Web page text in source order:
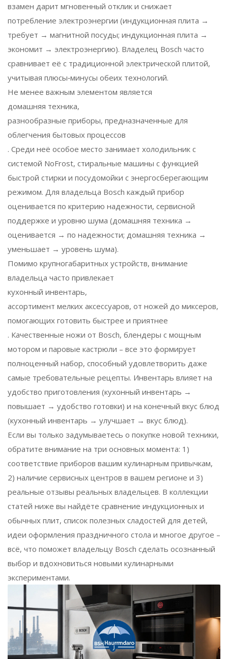
взамен дарит мгновенный отклик и снижает
потребление электроэнергии (индукционная плита →
требует → магнитной посуды; индукционная плита →
экономит → электроэнергию). Владелец Bosch часто
сравнивает её с традиционной электрической плитой,
учитывая плюсы‑минусы обеих технологий.
Не менее важным элементом является
домашняя техника,
разнообразные приборы, предназначенные для
облегчения бытовых процессов
. Среди неё особое место занимает холодильник с
системой NoFrost, стиральные машины с функцией
быстрой стирки и посудомойки с энергосберегающим
режимом. Для владельца Bosch каждый прибор
оценивается по критерию надежности, сервисной
поддержке и уровню шума (домашняя техника →
оценивается → по надежности; домашняя техника →
уменьшает → уровень шума).
Помимо крупногабаритных устройств, внимание
владельца часто привлекает
кухонный инвентарь,
ассортимент мелких аксессуаров, от ножей до миксеров,
помогающих готовить быстрее и приятнее
. Качественные ножи от Bosch, блендеры с мощным
мотором и паровые кастрюли – все это формирует
полноценный набор, способный удовлетворить даже
самые требовательные рецепты. Инвентарь влияет на
удобство приготовления (кухонный инвентарь →
повышает → удобство готовки) и на конечный вкус блюд
(кухонный инвентарь → улучшает → вкус блюд).
Если вы только задумываетесь о покупке новой техники,
обратите внимание на три основных момента: 1)
соответствие приборов вашим кулинарным привычкам,
2) наличие сервисных центров в вашем регионе и 3)
реальные отзывы реальных владельцев. В коллекции
статей ниже вы найдёте сравнение индукционных и
обычных плит, список полезных сладостей для детей,
идеи оформления праздничного стола и многое другое –
всё, что поможет владельцу Bosch сделать осознанный
выбор и вдохновиться новыми кулинарными
экспериментами.